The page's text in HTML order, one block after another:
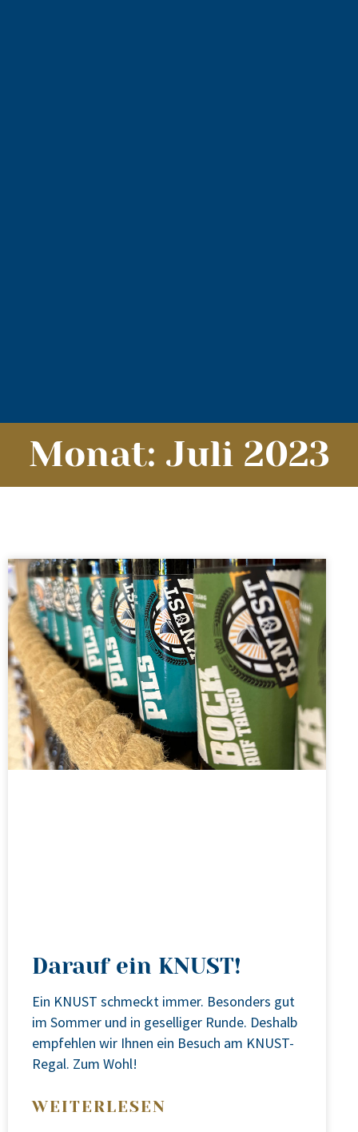
Monat: Juli 2023
Darauf ein KNUST!
Ein KNUST schmeckt immer. Beson­ders gut
im Som­mer und in gesel­li­ger Run­de. Des­halb
emp­feh­len wir Ihnen ein Besuch am KNUST-
Regal. Zum Wohl!
WEITERLESEN